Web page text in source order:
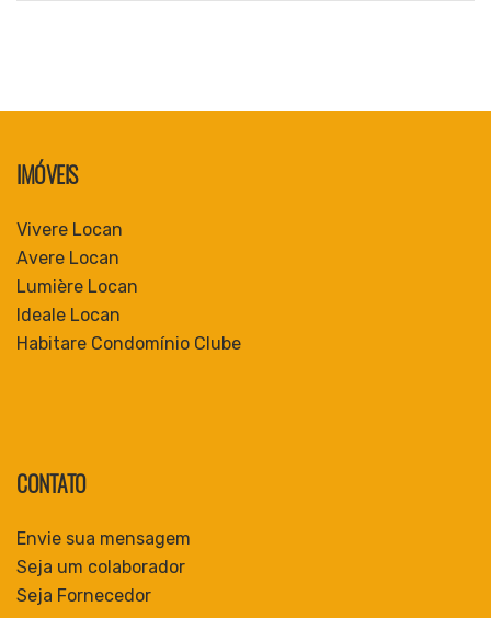
IMÓVEIS
Vivere Locan
Avere Locan
Lumière Locan
Ideale Locan
Habitare Condomínio Clube
CONTATO
Envie sua mensagem
Seja um colaborador
Seja Fornecedor